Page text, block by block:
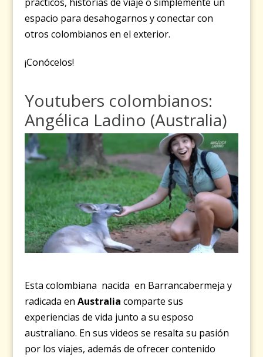
espacio para desahogarnos y conectar con
otros colombianos en el exterior.
¡Conócelos!
Youtubers colombianos:
Angélica Ladino (Australia)
Esta colombiana nacida en Barrancabermeja y
radicada enAustralia comparte sus
experiencias de vida junto a su esposo
australiano. En sus videos se resalta su pasión
por los viajes, además de ofrecer contenido